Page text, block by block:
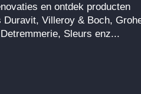
en ontdek producten
Duravit, Villeroy & Boch,
Sleurs enz...